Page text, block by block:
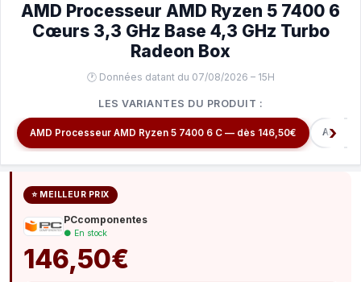
AMD Processeur AMD Ryzen 5 7400 6
Cœurs 3,3 GHz Base 4,3 GHz Turbo
Radeon Box
🕐 Données datant du 07/08/2026 – 15H
LES VARIANTES DU PRODUIT :
AMD Processeur AMD Ryzen 5 7400 6 C — dès 146,50€ AMD
⭐ MEILLEUR PRIX
PCcomponentes
● En stock
146,50€